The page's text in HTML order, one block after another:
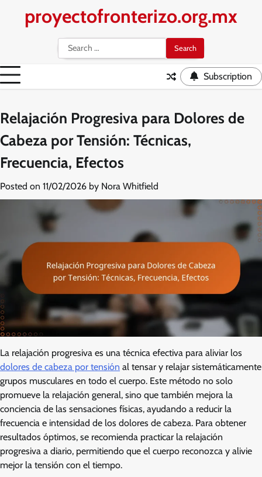
proyectofronterizo.org.mx
Search
for:
Subscription
Relajación Progresiva para Dolores de
Cabeza por Tensión: Técnicas,
Frecuencia, Efectos
Posted on 11/02/2026 by Nora Whitfield
La relajación progresiva es una técnica efectiva para aliviar los
dolores de cabeza por tensión al tensar y relajar sistemáticamente
grupos musculares en todo el cuerpo. Este método no solo
promueve la relajación general, sino que también mejora la
conciencia de las sensaciones físicas, ayudando a reducir la
frecuencia e intensidad de los dolores de cabeza. Para obtener
resultados óptimos, se recomienda practicar la relajación
progresiva a diario, permitiendo que el cuerpo reconozca y alivie
mejor la tensión con el tiempo.